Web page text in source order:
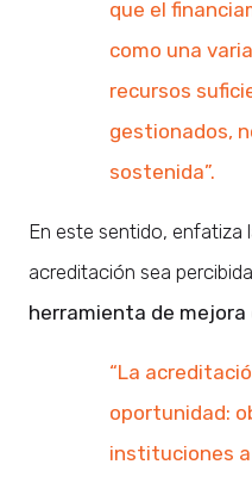
que el
como una
recursos
gestionados,
sostenida”.
En este sentido, enfatiza
acreditación sea
herramienta de
“La
oportunidad:
instituciones